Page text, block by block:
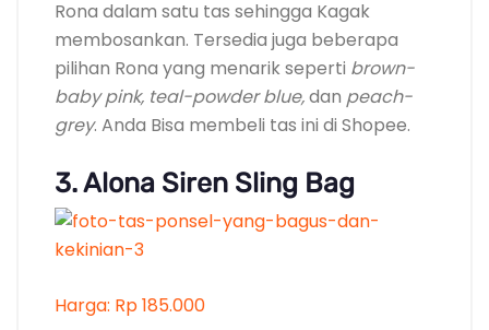
Rona dalam satu tas sehingga Kagak
membosankan. Tersedia juga beberapa
pilihan Rona yang menarik seperti brown-
baby pink, teal-powder blue,dan peach-
grey. Anda Bisa membeli tas ini di Shopee.
3. Alona Siren Sling Bag
Harga: Rp 185.000